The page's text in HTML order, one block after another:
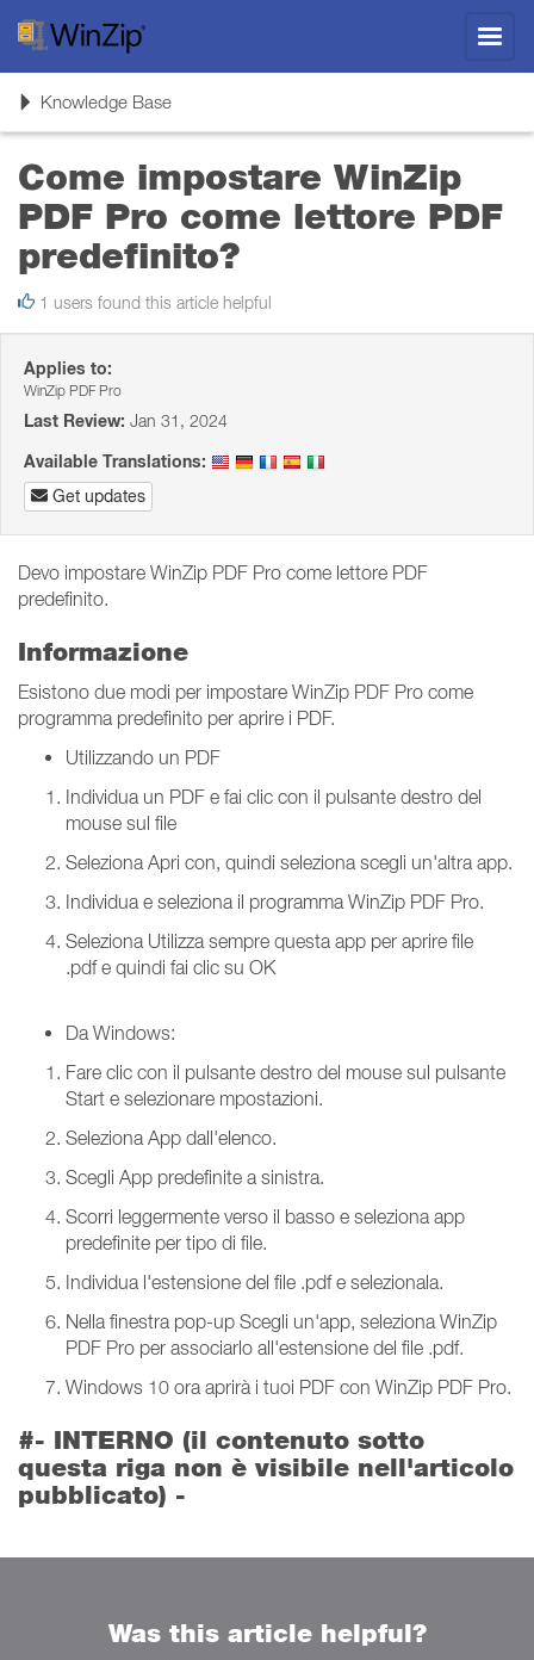
ToggleKnowledge Base
Come impostare WinZip
PDF Pro come lettore PDF
predefinito?
1 users found this article helpful
Applies to:
WinZip PDF Pro
Last Review: Jan 31, 2024
Available Translations:
Get updates
Devo impostare WinZip PDF Pro come lettore PDF
predefinito.
Informazione
Esistono due modi per impostare WinZip PDF Pro come
programma predefinito per aprire i PDF.
Utilizzando un PDF
Individua un PDF e fai clic con il pulsante destro del
mouse sul file
Seleziona Apri con, quindi seleziona scegli un'altra app.
Individua e seleziona il programma WinZip PDF Pro.
Seleziona Utilizza sempre questa app per aprire file
.pdf e quindi fai clic su OK
Da Windows:
Fare clic con il pulsante destro del mouse sul pulsante
Start e selezionare mpostazioni.
Seleziona App dall'elenco.
Scegli App predefinite a sinistra.
Scorri leggermente verso il basso e seleziona app
predefinite per tipo di file.
Individua l'estensione del file .pdf e selezionala.
Nella finestra pop-up Scegli un'app, seleziona WinZip
PDF Pro per associarlo all'estensione del file .pdf.
Windows 10 ora aprirà i tuoi PDF con WinZip PDF Pro.
#- INTERNO (il contenuto sotto
questa riga non è visibile nell'articolo
pubblicato) -
Was this article helpful?